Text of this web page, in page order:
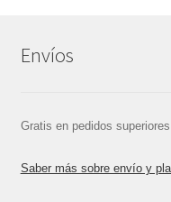
Envíos
Gratis en pedidos
Saber más sobre envío y